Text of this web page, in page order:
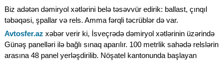
Biz adətən dəmiryol xətlərini belə təsəvvür edirik: ballast, çınqıl
təbəqəsi, şpallar və rels. Amma fərqli təcrüblər də var.
Avtosfer.az xəbər verir ki, İsveçrədə dəmiryol xətlərinin üzərində
Günəş panelləri ilə bağlı sınaq aparılır. 100 metrlik sahədə relslərin
arasına 48 panel yerləşdirilib. Nöşatel kantonunda başlayan